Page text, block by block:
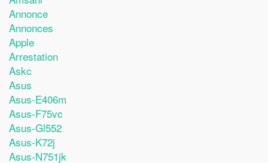
Annonce
Annonces
Apple
Arrestation
Askc
Asus
Asus-E406m
Asus-F75vc
Asus-Gl552
Asus-K72j
Asus-N751jk